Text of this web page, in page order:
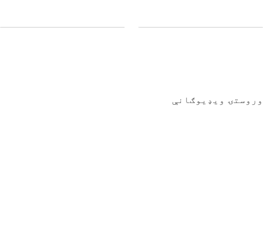
وروستۍ ویډیوګانې